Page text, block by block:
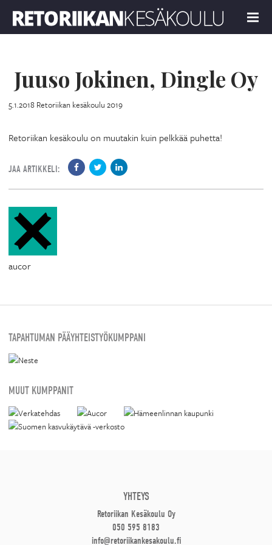
MENU
Juuso Jokinen, Dingle Oy
5.1.2018 Retoriikan kesäkoulu 2019
Retoriikan kesäkoulu on muutakin kuin pelkkää puhetta!
JAA ARTIKKELI:
aucor
TAPAHTUMAN PÄÄYHTEISTYÖKUMPPANI
MUUT KUMPPANIT
YHTEYS
Retoriikan Kesäkoulu Oy
050 595 8183
info@retoriikankesakoulu.fi